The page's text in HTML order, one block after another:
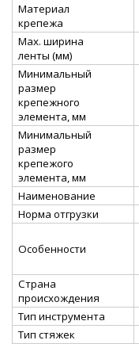
Материал
крепежа
Мах. ширина
ленты (мм)
Минимальный
размер
крепежного
элемента, мм
Минимальный
размер
крепежого
элемента, мм
Наименование
Норма отгрузки
Особенности
Страна
происхождения
Тип инструмента
Тип стяжек